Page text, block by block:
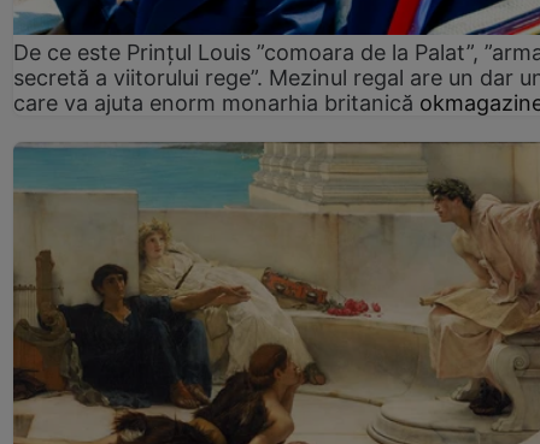
De ce este Prințul Louis ”comoara de la Palat”,
secretă a viitorului rege”. Mezinul regal are un dar
care va ajuta enorm monarhia britanică